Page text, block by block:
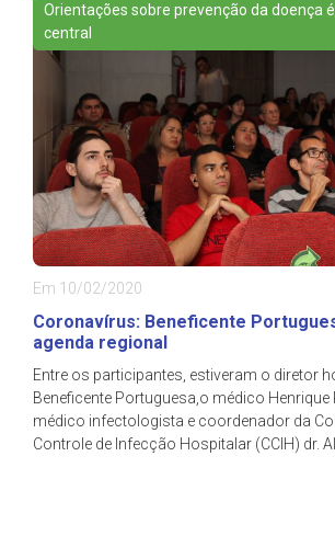
Orientações sobre prevenção da doença
central
Em 10/02/2020
Coronavírus: Beneficente
agenda regional
Entre os participantes, estiveram o diretor
Beneficente Portuguesa,o médico Henrique
médico infectologista e coordenador da
Controle de Infecção Hospitalar (CCIH) dr.